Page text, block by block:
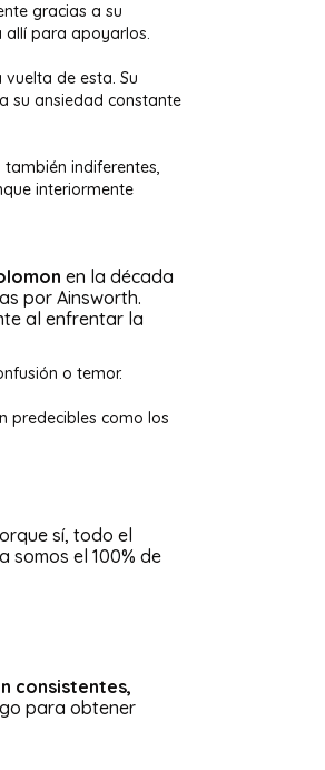
gracias a su
allí para apoyarlos.
de esta. Su
su ansiedad constante
indiferentes,
interiormente
en la década
por Ainsworth.
al enfrentar la
o temor.
predecibles como los
sí, todo el
somos el 100% de
consistentes,
para obtener